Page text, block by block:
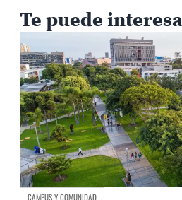
Te puede
CULTURA Y CREACIÓN